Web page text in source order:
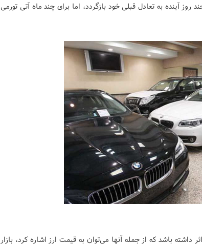
آینده به تعادل قبلی خود بازگردد، اما برای چند ماه آتی تورمی
باشد که از جمله آنها می‌توان به قیمت ارز اشاره کرد، بازار